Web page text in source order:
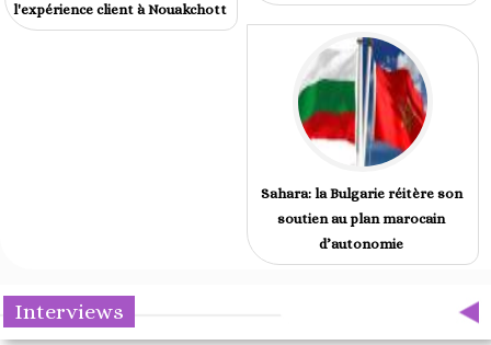
l'expérience client à Nouakchott
Sahara: la Bulgarie réitère son
soutien au plan marocain
d’autonomie
Interviews